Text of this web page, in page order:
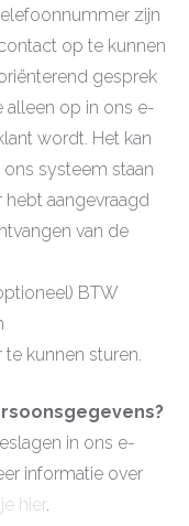
zijn
op te kunnen
gesprek
alleen op in ons e-
wordt. Het kan
systeem staan
aangevraagd
van de
BTW
kunnen sturen.
in ons e-
informatie over
hier.